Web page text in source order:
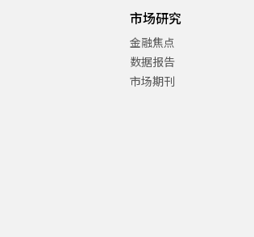
市场研究
金融焦点
数据报告
市场期刊